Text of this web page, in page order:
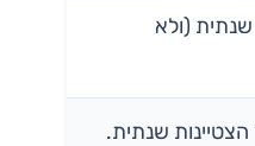
שנתית (ולא
שנתית.